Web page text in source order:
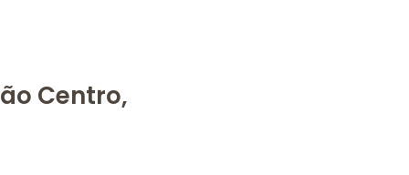
Centro,